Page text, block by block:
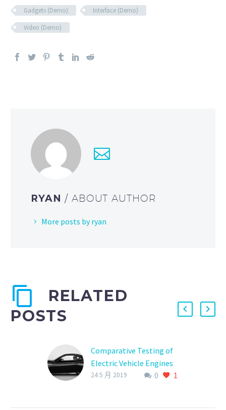
Gadgets (Demo)
Interface (Demo)
Video (Demo)
RYAN / ABOUT AUTHOR
More posts by ryan
RELATED
POSTS
Comparative Testing of
Electric Vehicle Engines
(Demo)
0 1
24 5 月 2019